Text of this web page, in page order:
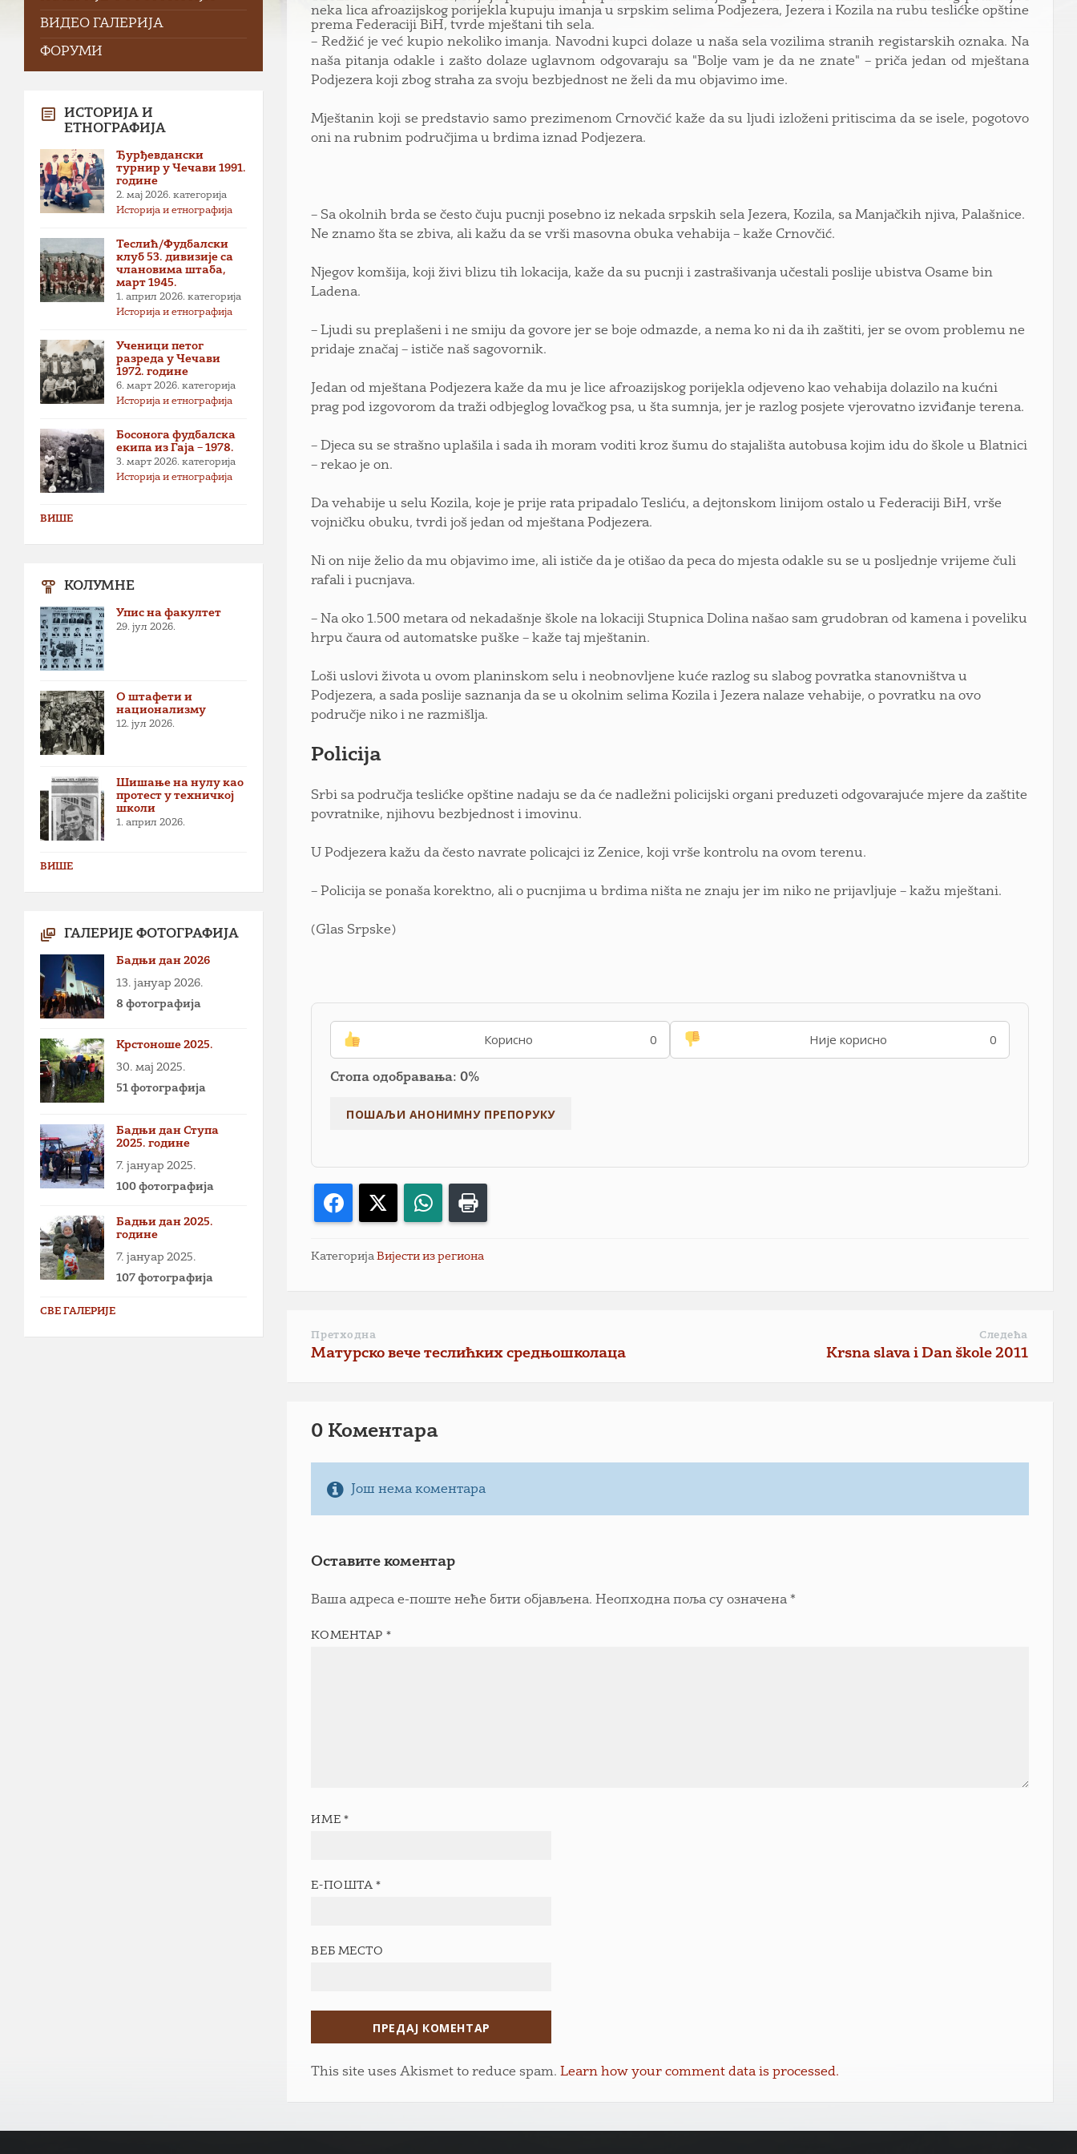
neka lica afroazijskog porijekla kupuju imanja u srpskim selima Podjezera, Jezera i Kozila na rubu teslićke opštine
prema Federaciji BiH, tvrde mještani tih sela.
– Redžić je već kupio nekoliko imanja. Navodni kupci dolaze u naša sela vozilima stranih registarskih oznaka. Na
naša pitanja odakle i zašto dolaze uglavnom odgovaraju sa "Bolje vam je da ne znate" – priča jedan od mještana
Podjezera koji zbog straha za svoju bezbjednost ne želi da mu objavimo ime.
Mještanin koji se predstavio samo prezimenom Crnovčić kaže da su ljudi izloženi pritiscima da se isele, pogotovo
oni na rubnim područjima u brdima iznad Podjezera.
– Sa okolnih brda se često čuju pucnji posebno iz nekada srpskih sela Jezera, Kozila, sa Manjačkih njiva, Palašnice.
Ne znamo šta se zbiva, ali kažu da se vrši masovna obuka vehabija – kaže Crnovčić.
Njegov komšija, koji živi blizu tih lokacija, kaže da su pucnji i zastrašivanja učestali poslije ubistva Osame bin
Ladena.
– Ljudi su preplašeni i ne smiju da govore jer se boje odmazde, a nema ko ni da ih zaštiti, jer se ovom problemu ne
pridaje značaj – ističe naš sagovornik.
Jedan od mještana Podjezera kaže da mu je lice afroazijskog porijekla odjeveno kao vehabija dolazilo na kućni
prag pod izgovorom da traži odbjeglog lovačkog psa, u šta sumnja, jer je razlog posjete vjerovatno izviđanje terena.
– Djeca su se strašno uplašila i sada ih moram voditi kroz šumu do stajališta autobusa kojim idu do škole u Blatnici
– rekao je on.
Da vehabije u selu Kozila, koje je prije rata pripadalo Tesliću, a dejtonskom linijom ostalo u Federaciji BiH, vrše
vojničku obuku, tvrdi još jedan od mještana Podjezera.
Ni on nije želio da mu objavimo ime, ali ističe da je otišao da peca do mjesta odakle su se u posljednje vrijeme čuli
rafali i pucnjava.
– Na oko 1.500 metara od nekadašnje škole na lokaciji Stupnica Dolina našao sam grudobran od kamena i poveliku
hrpu čaura od automatske puške – kaže taj mještanin.
Loši uslovi života u ovom planinskom selu i neobnovljene kuće razlog su slabog povratka stanovništva u
Podjezera, a sada poslije saznanja da se u okolnim selima Kozila i Jezera nalaze vehabije, o povratku na ovo
područje niko i ne razmišlja.
Policija
Srbi sa područja teslićke opštine nadaju se da će nadležni policijski organi preduzeti odgovarajuće mjere da zaštite
povratnike, njihovu bezbjednost i imovinu.
U Podjezera kažu da često navrate policajci iz Zenice, koji vrše kontrolu na ovom terenu.
– Policija se ponaša korektno, ali o pucnjima u brdima ništa ne znaju jer im niko ne prijavljuje – kažu mještani.
(Glas Srpske)
Корисно 0 Није корисно 0
Стопа одобравања: 0%
Facebook WhatsApp
КатегоријаВијести из региона
Претходна
Матурско вече теслићких средњошколаца
Следећа
Krsna slava i Dan škole 2011
0 Коментарa
Још нема коментара
Оставите коментар
Ваша адреса е-поште неће бити објављена. Неопходна поља су означена*
КОМЕНТАР *
ИМЕ *
Е-ПОШТА *
ВЕБ МЕСТО
This site uses Akismet to reduce spam.Learn how your comment data is processed.
ВИДЕО ГАЛЕРИЈА
ФОРУМИ
ИСТОРИЈА И
ЕТНОГРАФИЈА
Ђурђевдански
турнир у Чечави 1991.
године
2. мај 2026. категорија
Историја и етнографија
Теслић/Фудбалски
клуб 53. дивизије са
члановима штаба,
март 1945.
1. април 2026. категорија
Историја и етнографија
Ученици петог
разреда у Чечави
1972. године
6. март 2026. категорија
Историја и етнографија
Босонога фудбалска
екипа из Гаја – 1978.
3. март 2026. категорија
Историја и етнографија
ВИШЕ
КОЛУМНЕ
Упис на факултет
29. јул 2026.
О штафети и
национализму
12. јул 2026.
Шишање на нулу као
протест у техничкој
школи
1. април 2026.
ВИШЕ
ГАЛЕРИЈЕ ФОТОГРАФИЈА
Бадњи дан 2026
13. јануар 2026.
8 фотографија
Крстоноше 2025.
30. мај 2025.
51 фотографија
Бадњи дан Ступа
2025. године
7. јануар 2025.
100 фотографија
Бадњи дан 2025.
године
7. јануар 2025.
107 фотографија
СВЕ ГАЛЕРИЈЕ